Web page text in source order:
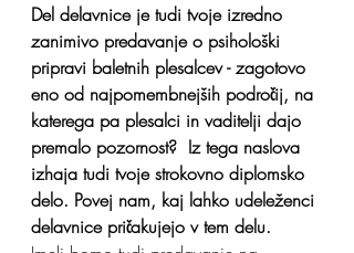
Del delavnice je tudi tvoje izredno
zanimivo predavanje o psihološki
pripravi baletnih plesalcev - zagotovo
eno od najpomembnejših področij, na
katerega pa plesalci in vaditelji dajo
premalo pozornost?  Iz tega naslova
izhaja tudi tvoje strokovno diplomsko
delo. Povej nam, kaj lahko udeleženci
delavnice pričakujejo v tem delu.